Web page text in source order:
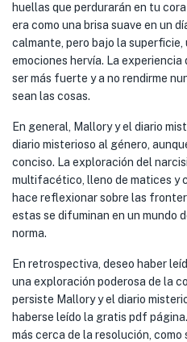
huellas que perdurarán en tu
era como una brisa suave en un
calmante, pero bajo la superficie,
emociones hervía. La experiencia
ser más fuerte y a no rendirme
sean las cosas.
En general, Mallory y el diario
diario misterioso al género,
conciso. La exploración del
multifacético, lleno de matices y
hace reflexionar sobre las
estas se difuminan en un mundo
norma.
En retrospectiva, deseo haber
una exploración poderosa de la
persiste Mallory y el diario
haberse leído la gratis pdf
más cerca de la resolución, como